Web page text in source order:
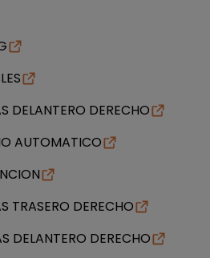
DELANTERO DERECHO
AUTOMATICO
TRASERO DERECHO
DELANTERO DERECHO